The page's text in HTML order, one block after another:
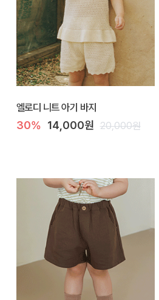
엘로디 니트 아기 바지
30% 14,000원 20,000원